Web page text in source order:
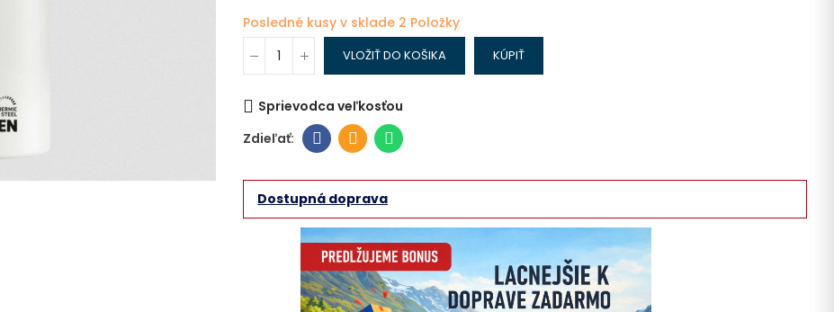
Posledné kusy v sklade 2 Položky
VLOŽIŤ DO KOŠIKA KÚPIŤ
Sprievodca veľkosťou
Dostupná doprava